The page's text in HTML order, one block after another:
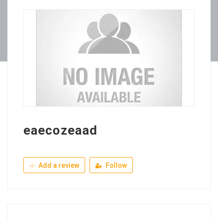
eaecozeaad
Add a review Follow